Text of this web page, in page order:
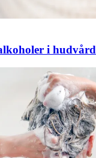
i hudvård